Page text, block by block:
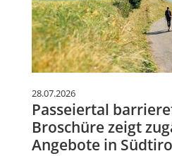
28.07.2026
Passeiertal
Broschüre zeigt
Angebote in